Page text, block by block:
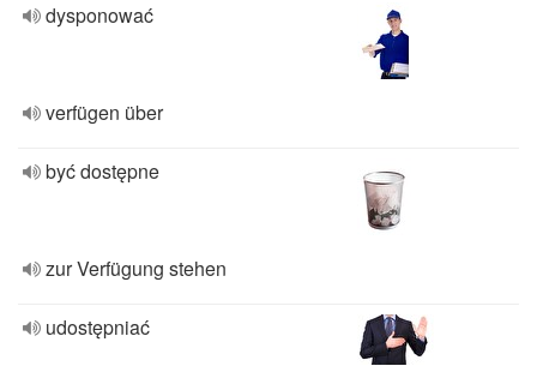
dysponować
verfügen über
być dostępne
zur Verfügung stehen
udostępniać